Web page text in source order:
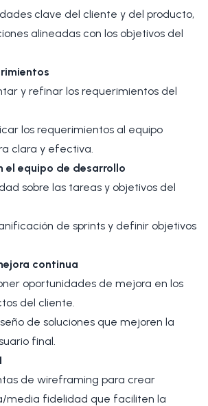
clave del cliente y del producto,
alineadas con los objetivos del
y refinar los requerimientos del
los requerimientos al equipo
clara y efectiva.
el equipo de desarrollo
sobre las tareas y objetivos del
de sprints y definir objetivos
continua
oportunidades de mejora en los
del cliente.
de soluciones que mejoren la
final.
de wireframing para crear
media fidelidad que faciliten la